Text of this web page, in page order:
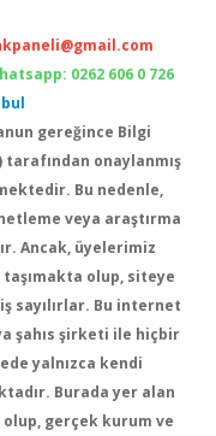
0262 606 0 726
gereğince Bilgi
onaylanmış
Bu nedenle,
veya araştırma
Ancak, üyelerimiz
olup, siteye
sayılırlar. Bu internet
şahıs şirketi ile hiçbir
yalnızca kendi
Burada yer alan
gerçek kurum ve